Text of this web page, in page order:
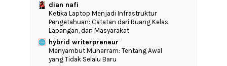
dian nafi
Ketika Laptop Menjadi Infrastruktur
Pengetahuan: Catatan dari Ruang Kelas,
Lapangan, dan Masyarakat
hybrid writerpreneur
Menyambut Muharram: Tentang Awal
yang Tidak Selalu Baru